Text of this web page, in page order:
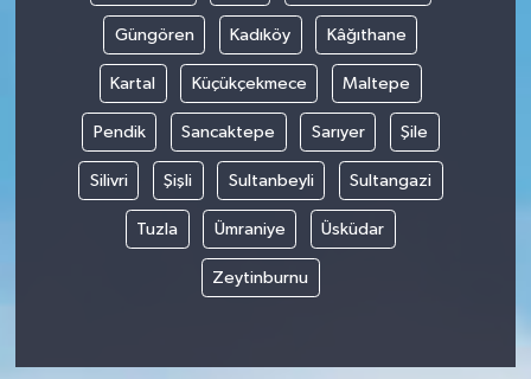
Güngören Kadıköy Kâğıthane
Kartal Küçükçekmece Maltepe
Pendik Sancaktepe Sarıyer Şile
Silivri Şişli Sultanbeyli Sultangazi
Tuzla Ümraniye Üsküdar
Zeytinburnu